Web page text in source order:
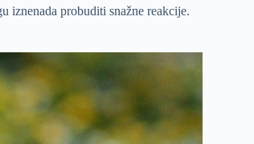
iznenada probuditi snažne reakcije.